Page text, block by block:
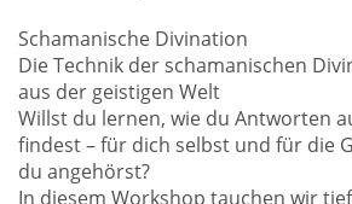
Schamanische Divination
Die Technik der schamanischen
aus der geistigen Welt
Willst du lernen, wie du Antworten
findest – für dich selbst und für die
du angehörst?
In diesem Workshop tauchen wir